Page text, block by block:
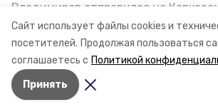
Сайт использует файлы cookies и
посетителей. Продолжая пользоваться
соглашаетесь с Политикой
Принять
Владимиров отправился на
Минеральные Воды, чтобы
строительство объектов в
Минводах, а также выслушать
постройке новых точек притяжения
жителей. Подробнее — в материале
губернатор владимир владимиров
Авторы: Никита Боксёров